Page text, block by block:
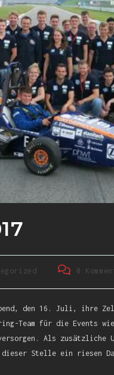
0
den 16. Juli, ihre
Team für die Events
Als zusätzliche
dieser Stelle ein riesen